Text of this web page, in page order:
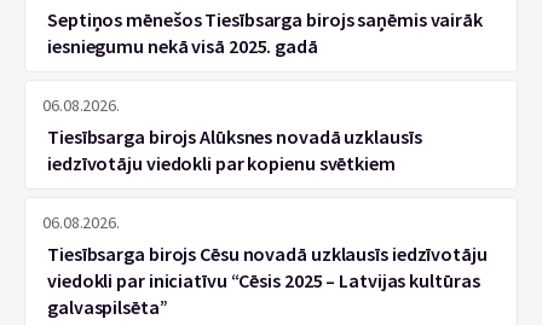
Septiņos mēnešos Tiesībsarga birojs saņēmis vairāk
iesniegumu nekā visā 2025. gadā
06.08.2026.
Tiesībsarga birojs Alūksnes novadā uzklausīs
iedzīvotāju viedokli par kopienu svētkiem
06.08.2026.
Tiesībsarga birojs Cēsu novadā uzklausīs iedzīvotāju
viedokli par iniciatīvu “Cēsis 2025 – Latvijas kultūras
galvaspilsēta”